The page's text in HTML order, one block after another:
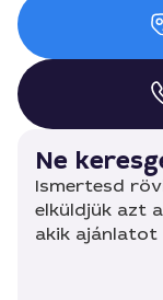
Ne
Ismertesd
elküldjük azt
akik